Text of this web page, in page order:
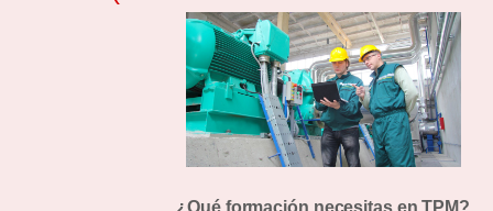
¿Qué formación necesitas en TPM?